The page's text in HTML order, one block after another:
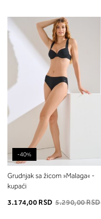
-40%
Grudnjak sa žicom »Malaga« -
kupaći
3.174,00 RSD 5.290,00 RSD